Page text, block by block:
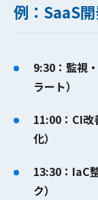
例：SaaS
9:30：監視
ラート）
11:00：CI改
化）
13:30：IaC
ク）